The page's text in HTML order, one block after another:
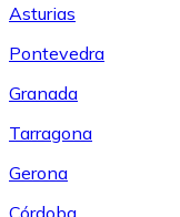
Asturias
Pontevedra
Granada
Tarragona
Gerona
Córdoba